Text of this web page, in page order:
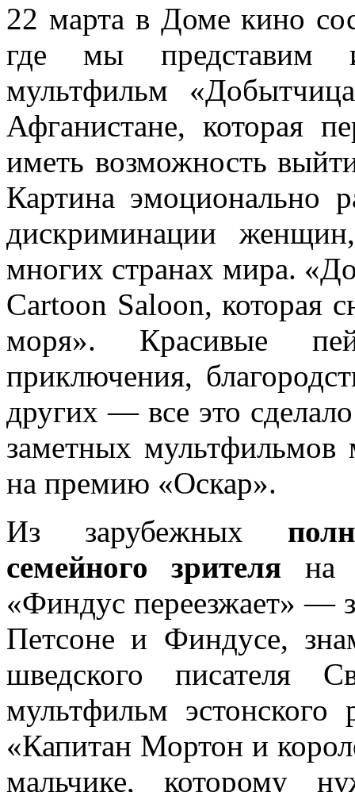
22 марта в Доме кино
где мы представим
мультфильм
Афганистане, которая
иметь возможность
Картина эмоционально
дискриминации
многих странах мира.
Cartoon Saloon, которая
моря». Красивые
приключения,
других — все это
заметных
на премию «Оскар».
Из зарубежных
семейного зрителя на
«Финдус переезжает» —
Петсоне и Финдусе,
шведского писателя
мультфильм
«Капитан Мортон и
мальчике, которому